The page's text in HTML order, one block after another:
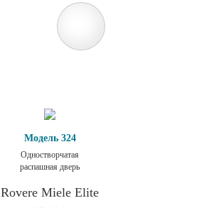
Модель 324
Одностворчатая
распашная дверь
Rovere Miele Elite